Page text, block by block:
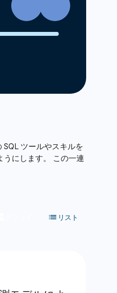
ツールやスキルを
にします。 この一連